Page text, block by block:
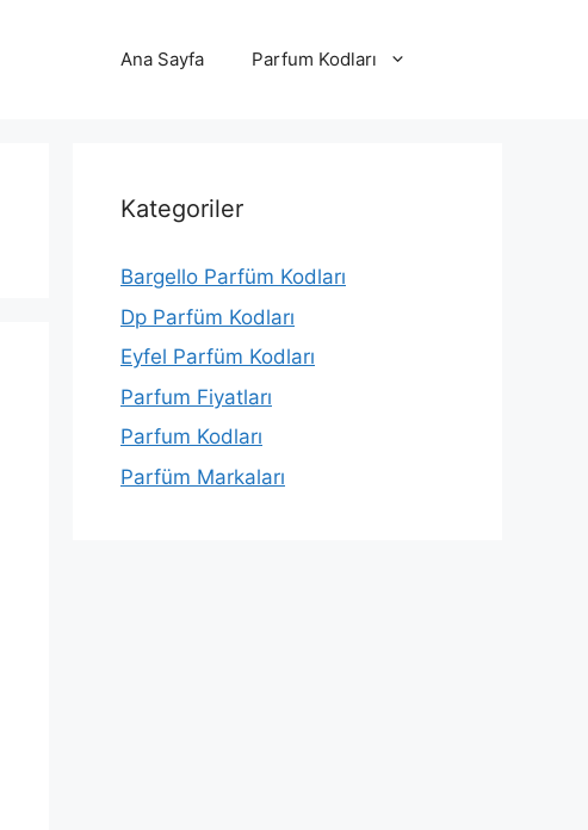
Ana Sayfa Parfum Kodları
Kategoriler
Bargello Parfüm Kodları
Dp Parfüm Kodları
Eyfel Parfüm Kodları
Parfum Fiyatları
Parfum Kodları
Parfüm Markaları